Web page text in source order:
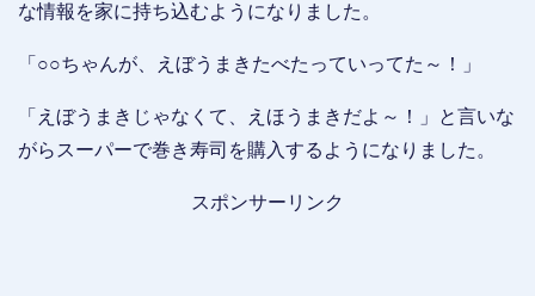
な情報を家に持ち込むようになりました。
「○○ちゃんが、えぼうまきたべたっていってた～！」
「えぼうまきじゃなくて、えほうまきだよ～！」と言いな
がらスーパーで巻き寿司を購入するようになりました。
スポンサーリンク